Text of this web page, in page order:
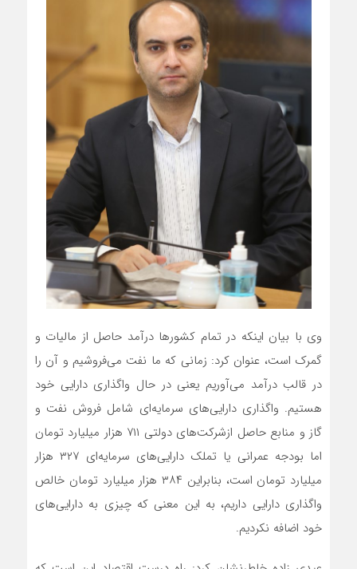
وی با بیان اینکه در تمام کشورها درآمد حاصل از مالیات و
گمرک است، عنوان کرد: زمانی که ما نفت می‌فروشیم و آن را
در قالب درآمد می‌آوریم یعنی در حال واگذاری دارایی خود
هستیم. واگذاری دارایی‌های سرمایه‌ای شامل فروش نفت و
گاز و منابع حاصل ازشرکت‌های دولتی ۷۱۱ هزار میلیارد تومان
اما بودجه عمرانی یا تملک دارایی‌های سرمایه‌ای ۳۲۷ هزار
میلیارد تومان است، بنابراین ۳۸۴ هزار میلیارد تومان خالص
واگذاری دارایی داریم، به این معنی که چیزی به دارایی‌های
خود اضافه نکردیم.